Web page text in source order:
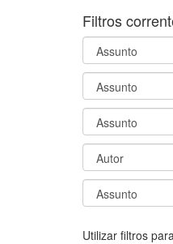
Filtros
Utilizar filtros